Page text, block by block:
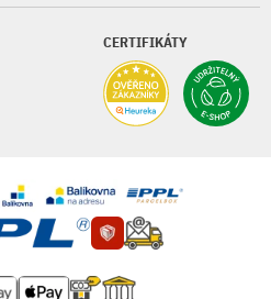
CERTIFIKÁTY